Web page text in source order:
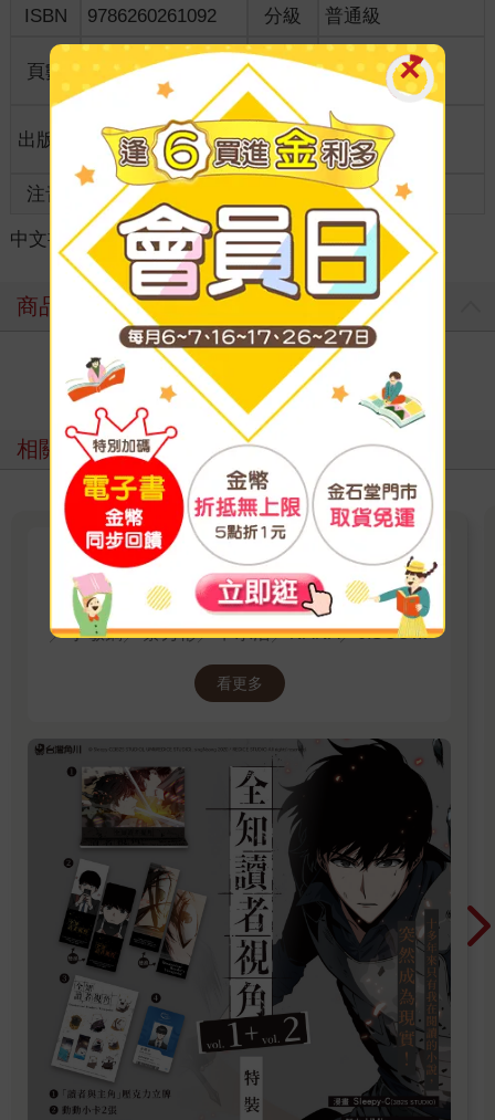
ISBN
9786260261092 分級 普通級
頁數 328
商品規
格
18*12.8*2.00
出版地 台灣
適讀年
齡
全齡適讀
注音
中文書 ＞ 漫畫 ＞ 日系奇幻科幻 ＞ 奇幻/穿越
商品評價
相關主題
全知讀者視角
2025/7/23改編電影上映！韓國超人氣演員安孝燮
╱李敏鎬╱蔡秀彬╱申承浩╱NANA╱JISOO領
看更多